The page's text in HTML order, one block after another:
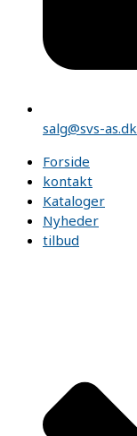
salg@svs-as.dk
Forside
kontakt
Kataloger
Nyheder
tilbud